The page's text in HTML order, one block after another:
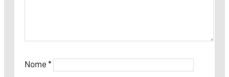
Nome *